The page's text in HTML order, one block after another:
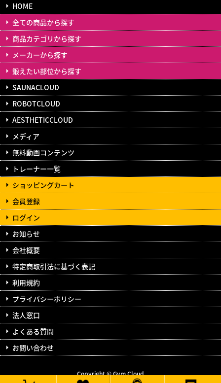
HOME
全ての商品から探す
商品カテゴリから探す
メーカーから探す
鍛えたい部位から探す
SAUNACLOUD
ROBOTCLOUD
AESTHETICCLOUD
メディア
無料動画コンテンツ
トレーナー一覧
ショッピングカート
会員登録
ログイン
お知らせ
会社概要
特定商取引法に基づく表記
利用規約
プライバシーポリシー
法人窓口
よくある質問
お問い合わせ
Copyright © Gym Cloud